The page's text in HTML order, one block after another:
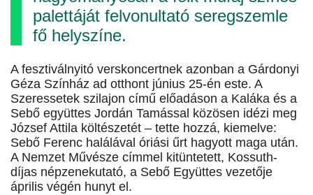
palettáját felvonultató seregszemle
fő helyszíne.
A fesztiválnyitó verskoncertnek azonban a Gárdonyi
Géza Színház ad otthont június 25-én este. A
Szeressetek szilajon című előadáson a Kaláka és a
Sebő együttes Jordán Tamással közösen idézi meg
József Attila költészetét – tette hozzá, kiemelve:
Sebő Ferenc halálával óriási űrt hagyott maga után.
A Nemzet Művésze címmel kitüntetett, Kossuth-
díjas népzenekutató, a Sebő Együttes vezetője
április végén hunyt el.